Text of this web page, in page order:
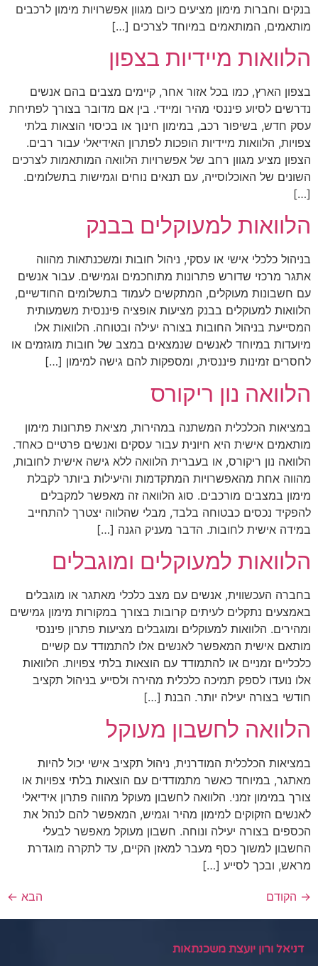
בנקים וחברות מימון מציעים כיום מגוון אפשרויות מימון לרכבים
מותאמים, המותאמים במיוחד לצרכים […]
הלוואות מיידיות בצפון
בצפון הארץ, כמו בכל אזור אחר, קיימים מצבים בהם אנשים
נדרשים לסיוע פיננסי מהיר ומיידי. בין אם מדובר בצורך לפתיחת
עסק חדש, בשיפור רכב, במימון חינוך או בכיסוי הוצאות בלתי
צפויות, הלוואות מיידיות הופכות לפתרון האידיאלי עבור רבים.
הצפון מציע מגוון רחב של אפשרויות הלוואה המותאמות לצרכים
השונים של האוכלוסייה, עם תנאים נוחים וגמישות בתשלומים.
[…]
הלוואות למעוקלים בבנק
בניהול כלכלי אישי או עסקי, ניהול חובות ומשכנתאות מהווה
אתגר מרכזי שדורש פתרונות מתוחכמים וגמישים. עבור אנשים
עם חשבונות מעוקלים, המתקשים לעמוד בתשלומים החודשיים,
הלוואות למעוקלים בבנק מציעות אופציה פיננסית משמעותית
המסייעת בניהול החובות בצורה יעילה ובטוחה. הלוואות אלו
מיועדות במיוחד לאנשים שנמצאים במצב של חובות מוגזמים או
לחסרים זמינות פיננסית, ומספקות להם גישה למימון […]
הלוואה נון ריקורס
במציאות הכלכלית המשתנה במהירות, מציאת פתרונות מימון
מותאמים אישית היא חיונית עבור עסקים ואנשים פרטיים כאחד.
הלוואה נון ריקורס, או בעברית הלוואה ללא גישה אישית לחובות,
מהווה אחת מהאפשרויות המתקדמות והיעילות ביותר לקבלת
מימון במצבים מורכבים. סוג הלוואה זה מאפשר למקבלים
להפקיד נכסים כבטוחה בלבד, מבלי שהלווה יצטרך להתחייב
במידה אישית לחובות. הדבר מעניק הגנה […]
הלוואות למעוקלים ומוגבלים
בחברה העכשווית, אנשים עם מצב כלכלי מאתגר או מוגבלים
באמצעים נתקלים לעיתים קרובות בצורך במקורות מימון גמישים
ומהירים. הלוואות למעוקלים ומוגבלים מציעות פתרון פיננסי
מותאם אישית המאפשר לאנשים אלו להתמודד עם קשיים
כלכליים זמניים או להתמודד עם הוצאות בלתי צפויות. הלוואות
אלו נועדו לספק תמיכה כלכלית מהירה ולסייע בניהול תקציב
חודשי בצורה יעילה יותר. הבנת […]
הלוואה לחשבון מעוקל
במציאות הכלכלית המודרנית, ניהול תקציב אישי יכול להיות
מאתגר, במיוחד כאשר מתמודדים עם הוצאות בלתי צפויות או
צורך במימון זמני. הלוואה לחשבון מעוקל מהווה פתרון אידיאלי
לאנשים הזקוקים למימון מהיר וגמיש, המאפשר להם לנהל את
הכספים בצורה יעילה ונוחה. חשבון מעוקל מאפשר לבעלי
החשבון למשוך כסף מעבר למאזן הקיים, עד לתקרה מוגדרת
מראש, ובכך לסייע […]
→ הקודם הבא ←
דניאל ורון יועצת משכנתאות